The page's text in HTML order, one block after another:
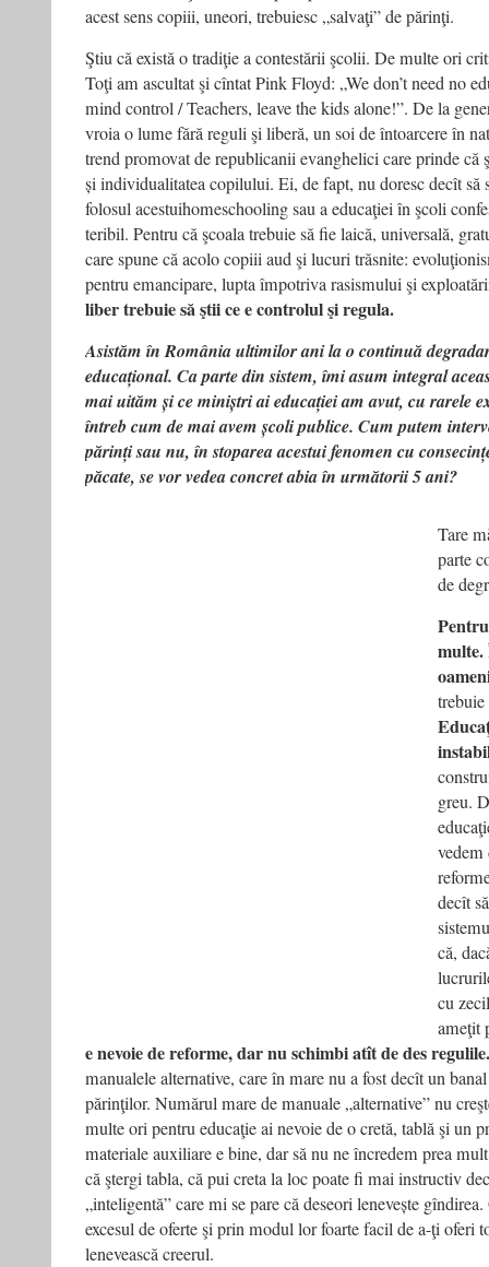
acest sens copiii, uneori, trebuiesc „salvaţi” de părinţi.
Ştiu că există o tradiţie a contestării şcolii. De multe ori
Toţi am ascultat şi cîntat Pink Floyd: „We don’t need no
mind control / Teachers, leave the kids alone!”. De la
vroia o lume fără reguli şi liberă, un soi de întoarcere în
trend promovat de republicanii evanghelici care prinde că
și individualitatea copilului. Ei, de fapt, nu doresc decît să
folosul acestuihomeschooling sau a educaţiei în şcoli
teribil. Pentru că şcoala trebuie să fie laică, universală,
care spune că acolo copiii aud şi lucuri trăsnite:
pentru emancipare, lupta împotriva rasismului şi
liber trebuie să ştii ce e controlul şi regula.
Asistăm în România ultimilor ani la o continuă
educațional. Ca parte din sistem, îmi asum integral
mai uităm și ce miniștri ai educației am avut, cu rarele
întreb cum de mai avem școli publice. Cum putem
părinți sau nu, în stoparea acestui fenomen cu
păcate, se vor vedea concret abia în următorii 5 ani?
Tare
parte
de
greu.
decît
că,
cu
ameţit
e nevoie de reforme, dar nu schimbi atît de des regulile.
manualele alternative, care în mare nu a fost decît un
părinţilor. Numărul mare de manuale „alternative” nu
multe ori pentru educaţie ai nevoie de o cretă, tablă şi un
materiale auxiliare e bine, dar să nu ne încredem prea
că ştergi tabla, că pui creta la loc poate fi mai instructiv
„inteligentă” care mi se pare că deseori lenevește
excesul de oferte şi prin modul lor foarte facil de a-ţi oferi
lenevească creerul.